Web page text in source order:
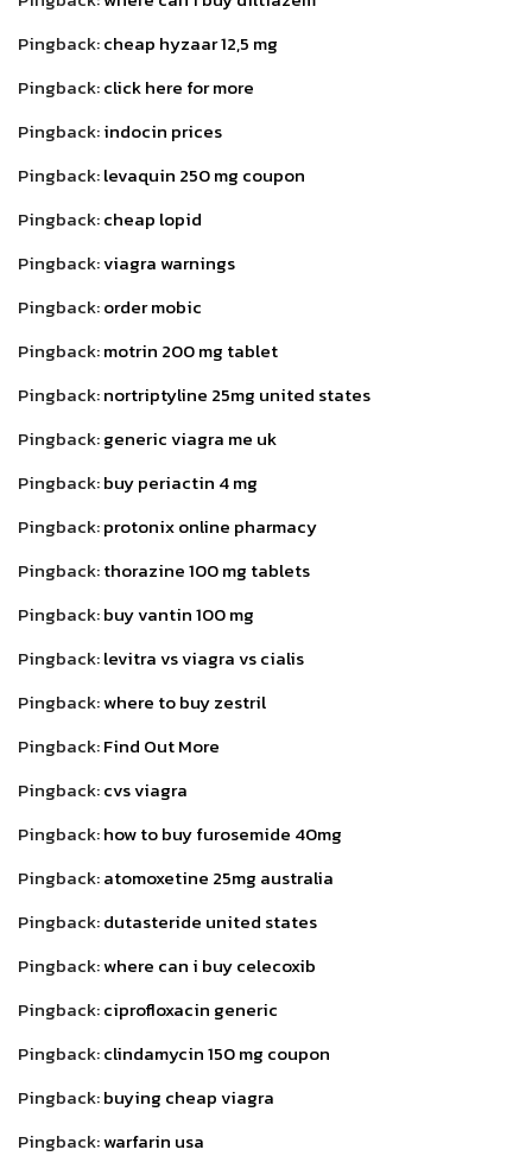
Pingback:cheap hyzaar 12,5 mg
Pingback:click here for more
Pingback:indocin prices
Pingback:levaquin 250 mg coupon
Pingback:cheap lopid
Pingback:viagra warnings
Pingback:order mobic
Pingback:motrin 200 mg tablet
Pingback:nortriptyline 25mg united states
Pingback:generic viagra me uk
Pingback:buy periactin 4 mg
Pingback:protonix online pharmacy
Pingback:thorazine 100 mg tablets
Pingback:buy vantin 100 mg
Pingback:levitra vs viagra vs cialis
Pingback:where to buy zestril
Pingback:Find Out More
Pingback:cvs viagra
Pingback:how to buy furosemide 40mg
Pingback:atomoxetine 25mg australia
Pingback:dutasteride united states
Pingback:where can i buy celecoxib
Pingback:ciprofloxacin generic
Pingback:clindamycin 150 mg coupon
Pingback:buying cheap viagra
Pingback:warfarin usa